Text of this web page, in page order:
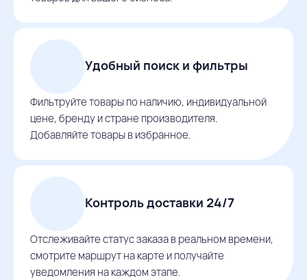
Удобный поиск и фильтры
Фильтруйте товары по наличию, индивидуальной
цене, бренду и стране производителя.
Добавляйте товары в избранное.
Контроль доставки 24/7
Отслеживайте статус заказа в реальном времени,
смотрите маршрут на карте и получайте
уведомления на каждом этапе.